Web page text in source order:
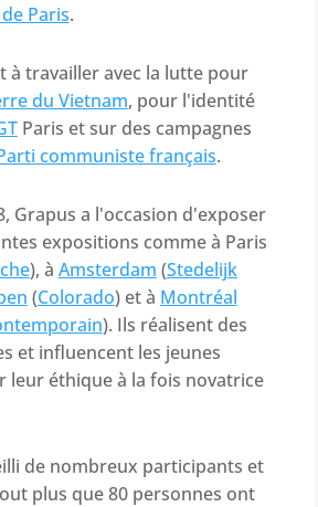
Paris.
à travailler avec la lutte pour
du Vietnam, pour l'identité
Paris et sur des campagnes
communiste français.
Grapus a l'occasion d'exposer
expositions comme à Paris
), à Amsterdam (Stedelijk
(Colorado) et à Montréal
). Ils réalisent des
et influencent les jeunes
leur éthique à la fois novatrice
de nombreux participants et
plus que 80 personnes ont